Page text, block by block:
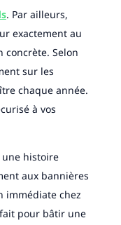
. Par ailleurs,
exactement au
concrète. Selon
sur les
chaque année.
à vos
histoire
aux bannières
immédiate chez
pour bâtir une